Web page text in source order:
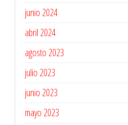
junio 2024
abril 2024
agosto 2023
julio 2023
junio 2023
mayo 2023